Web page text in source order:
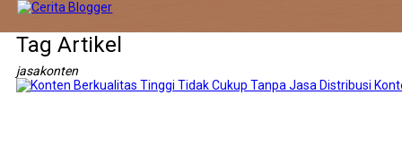
Tag Artikel
jasakonten